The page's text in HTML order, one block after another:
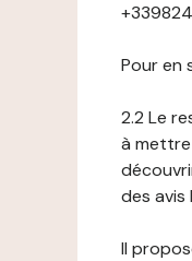
Pour en
2.2 Le
à
des avis
Il